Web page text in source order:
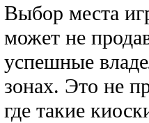
Выбор места
может не
успешные
зонах. Это не
где такие